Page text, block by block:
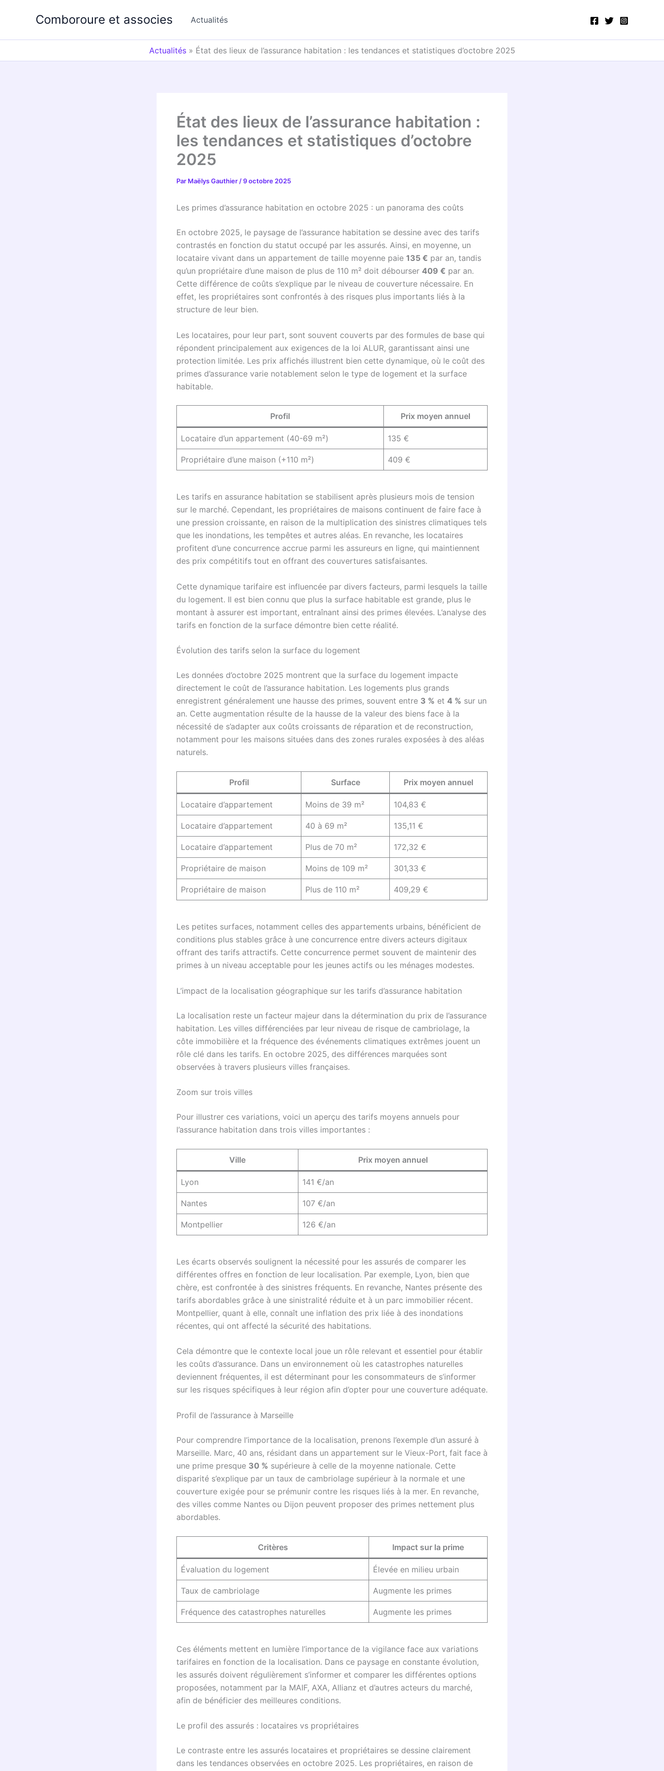
Comboroure et associes Actualités
Actualités» État des lieux de l’assurance habitation : les tendances et statistiques d’octobre 2025
État des lieux de l’assurance habitation :
les tendances et statistiques d’octobre
2025
Par Maëlys Gauthier /9 octobre 2025
Les primes d’assurance habitation en octobre 2025 : un panorama des coûts
En octobre 2025, le paysage de l’assurance habitation se dessine avec des tarifs
contrastés en fonction du statut occupé par les assurés. Ainsi, en moyenne, un
locataire vivant dans un appartement de taille moyenne paie 135 € par an, tandis
qu’un propriétaire d’une maison de plus de 110 m² doit débourser 409 € par an.
Cette différence de coûts s’explique par le niveau de couverture nécessaire. En
effet, les propriétaires sont confrontés à des risques plus importants liés à la
structure de leur bien.
Les locataires, pour leur part, sont souvent couverts par des formules de base qui
répondent principalement aux exigences de la loi ALUR, garantissant ainsi une
protection limitée. Les prix affichés illustrent bien cette dynamique, où le coût des
primes d’assurance varie notablement selon le type de logement et la surface
habitable.
Profil Prix moyen annuel
Locataire d’un appartement (40-69 m²) 135 €
Propriétaire d’une maison (+110 m²) 409 €
Les tarifs en assurance habitation se stabilisent après plusieurs mois de tension
sur le marché. Cependant, les propriétaires de maisons continuent de faire face à
une pression croissante, en raison de la multiplication des sinistres climatiques tels
que les inondations, les tempêtes et autres aléas. En revanche, les locataires
profitent d’une concurrence accrue parmi les assureurs en ligne, qui maintiennent
des prix compétitifs tout en offrant des couvertures satisfaisantes.
Cette dynamique tarifaire est influencée par divers facteurs, parmi lesquels la taille
du logement. Il est bien connu que plus la surface habitable est grande, plus le
montant à assurer est important, entraînant ainsi des primes élevées. L’analyse des
tarifs en fonction de la surface démontre bien cette réalité.
Évolution des tarifs selon la surface du logement
Les données d’octobre 2025 montrent que la surface du logement impacte
directement le coût de l’assurance habitation. Les logements plus grands
enregistrent généralement une hausse des primes, souvent entre 3 % et 4 % sur un
an. Cette augmentation résulte de la hausse de la valeur des biens face à la
nécessité de s’adapter aux coûts croissants de réparation et de reconstruction,
notamment pour les maisons situées dans des zones rurales exposées à des aléas
naturels.
Profil Surface Prix moyen annuel
Locataire d’appartement Moins de 39 m² 104,83 €
Locataire d’appartement 40 à 69 m² 135,11 €
Locataire d’appartement Plus de 70 m² 172,32 €
Propriétaire de maison Moins de 109 m² 301,33 €
Propriétaire de maison Plus de 110 m² 409,29 €
Les petites surfaces, notamment celles des appartements urbains, bénéficient de
conditions plus stables grâce à une concurrence entre divers acteurs digitaux
offrant des tarifs attractifs. Cette concurrence permet souvent de maintenir des
primes à un niveau acceptable pour les jeunes actifs ou les ménages modestes.
L’impact de la localisation géographique sur les tarifs d’assurance habitation
La localisation reste un facteur majeur dans la détermination du prix de l’assurance
habitation. Les villes différenciées par leur niveau de risque de cambriolage, la
côte immobilière et la fréquence des événements climatiques extrêmes jouent un
rôle clé dans les tarifs. En octobre 2025, des différences marquées sont
observées à travers plusieurs villes françaises.
Zoom sur trois villes
Pour illustrer ces variations, voici un aperçu des tarifs moyens annuels pour
l’assurance habitation dans trois villes importantes :
Ville Prix moyen annuel
Lyon 141 €/an
Nantes 107 €/an
Montpellier 126 €/an
Les écarts observés soulignent la nécessité pour les assurés de comparer les
différentes offres en fonction de leur localisation. Par exemple, Lyon, bien que
chère, est confrontée à des sinistres fréquents. En revanche, Nantes présente des
tarifs abordables grâce à une sinistralité réduite et à un parc immobilier récent.
Montpellier, quant à elle, connaît une inflation des prix liée à des inondations
récentes, qui ont affecté la sécurité des habitations.
Cela démontre que le contexte local joue un rôle relevant et essentiel pour établir
les coûts d’assurance. Dans un environnement où les catastrophes naturelles
deviennent fréquentes, il est déterminant pour les consommateurs de s’informer
sur les risques spécifiques à leur région afin d’opter pour une couverture adéquate.
Profil de l’assurance à Marseille
Pour comprendre l’importance de la localisation, prenons l’exemple d’un assuré à
Marseille. Marc, 40 ans, résidant dans un appartement sur le Vieux-Port, fait face à
une prime presque 30 % supérieure à celle de la moyenne nationale. Cette
disparité s’explique par un taux de cambriolage supérieur à la normale et une
couverture exigée pour se prémunir contre les risques liés à la mer. En revanche,
des villes comme Nantes ou Dijon peuvent proposer des primes nettement plus
abordables.
Critères Impact sur la prime
Évaluation du logement Élevée en milieu urbain
Taux de cambriolage Augmente les primes
Fréquence des catastrophes naturelles Augmente les primes
Ces éléments mettent en lumière l’importance de la vigilance face aux variations
tarifaires en fonction de la localisation. Dans ce paysage en constante évolution,
les assurés doivent régulièrement s’informer et comparer les différentes options
proposées, notamment par la MAIF, AXA, Allianz et d’autres acteurs du marché,
afin de bénéficier des meilleures conditions.
Le profil des assurés : locataires vs propriétaires
Le contraste entre les assurés locataires et propriétaires se dessine clairement
dans les tendances observées en octobre 2025. Les propriétaires, en raison de